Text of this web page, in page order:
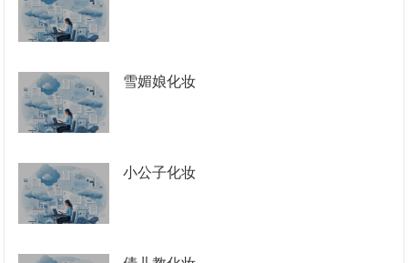
雪媚娘化妆
小公子化妆